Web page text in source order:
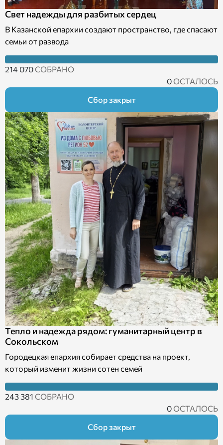
Свет надежды для разбитых сердец
В Казанской епархии создают пространство, где спасают
семьи от развода
214 070СОБРАНО
0ОСТАЛОСЬ
Сбор закрыт
Тепло и надежда рядом: гуманитарный центр в
Сокольском
Городецкая епархия собирает средства на проект,
который изменит жизни сотен семей
243 381 СОБРАНО
0ОСТАЛОСЬ
Сбор закрыт